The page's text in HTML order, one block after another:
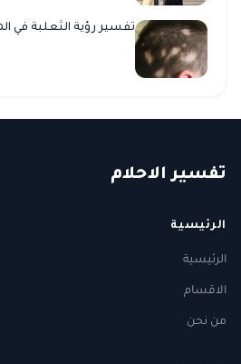
تفسير رؤية الثعلبة في
تفسير الاحلام
الرئيسية
الرئيسية
الاقسام
من نحن